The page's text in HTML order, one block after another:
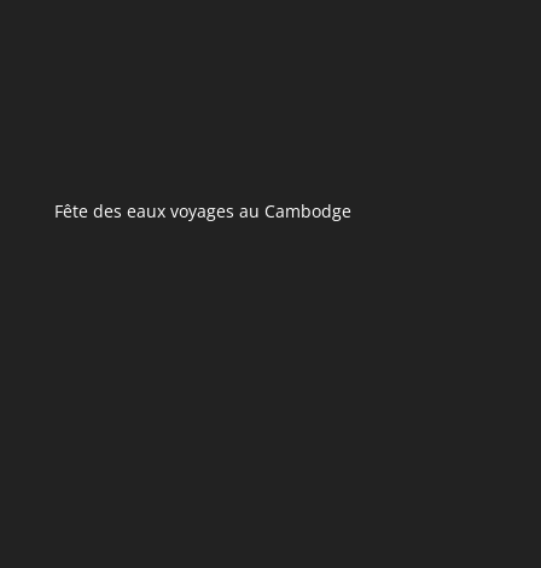
Fête des eaux voyages au Cambodge